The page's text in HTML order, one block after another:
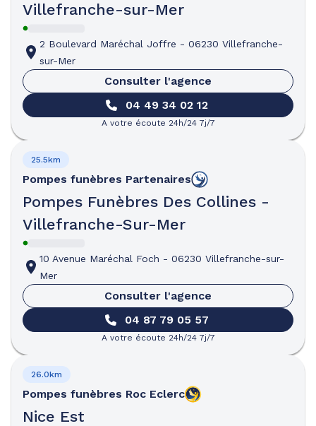
Villefranche-sur-Mer
2 Boulevard Maréchal Joffre - 06230 Villefranche-
sur-Mer
Consulter l'agence
04 49 34 02 12
A votre écoute 24h/24 7j/7
Pompes funèbres Partenaires
Pompes Funèbres Des Collines -
Villefranche-Sur-Mer
25.5km
10 Avenue Maréchal Foch - 06230 Villefranche-sur-
Mer
Consulter l'agence
04 87 79 05 57
A votre écoute 24h/24 7j/7
Pompes funèbres Roc Eclerc
Nice Est
26.0km